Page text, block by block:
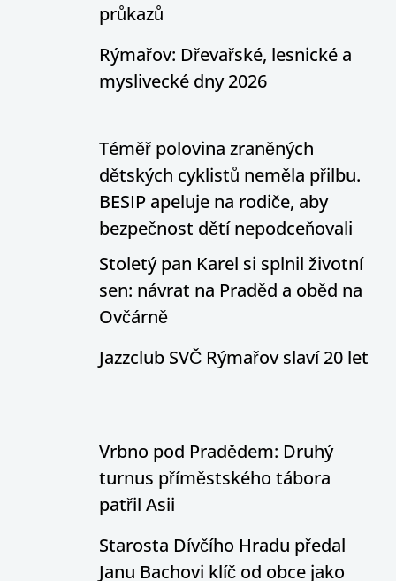
průkazů
Rýmařov: Dřevařské, lesnické a
myslivecké dny 2026
Téměř polovina zraněných
dětských cyklistů neměla přilbu.
BESIP apeluje na rodiče, aby
bezpečnost dětí nepodceňovali
Stoletý pan Karel si splnil životní
sen: návrat na Praděd a oběd na
Ovčárně
Jazzclub SVČ Rýmařov slaví 20 let
Vrbno pod Pradědem: Druhý
turnus příměstského tábora
patřil Asii
Starosta Dívčího Hradu předal
Janu Bachovi klíč od obce jako